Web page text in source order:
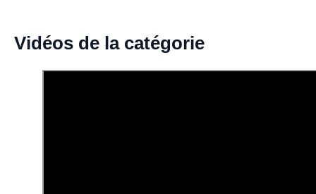
Vidéos de la catégorie